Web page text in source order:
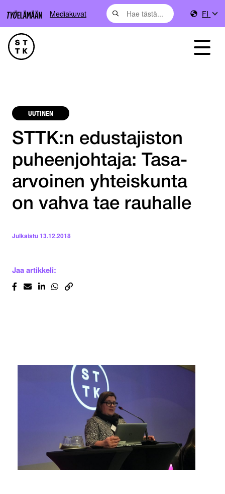
Mediakuvat FI
UUTINEN
STTK:n edustajiston
puheenjohtaja: Tasa-
arvoinen yhteiskunta
on vahva tae rauhalle
Julkaistu13.12.2018
Jaa artikkeli: